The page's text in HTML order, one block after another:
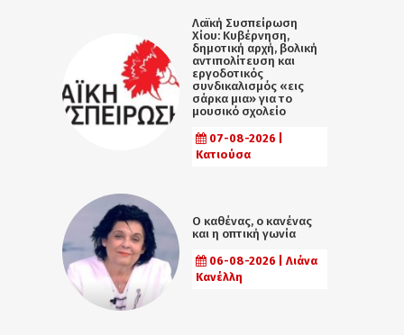
Λαϊκή Συσπείρωση
Χίου: Κυβέρνηση,
δημοτική αρχή, βολική
αντιπολίτευση και
εργοδοτικός
συνδικαλισμός «εις
σάρκα μια» για το
μουσικό σχολείο
07-08-2026 |
Κατιούσα
Ο καθένας, ο κανένας
και η οπτική γωνία
06-08-2026 | Λιάνα
Κανέλλη